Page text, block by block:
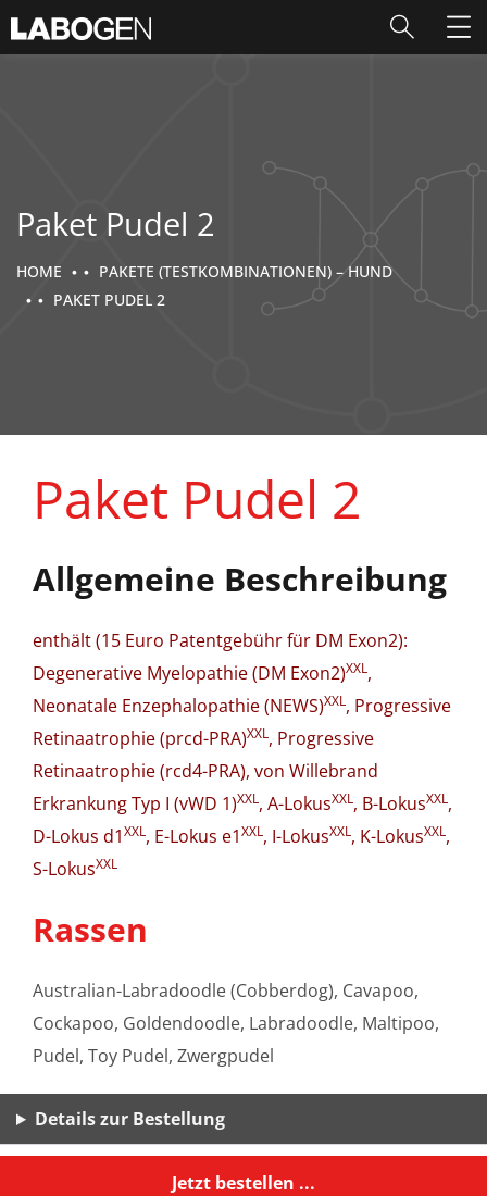
Paket Pudel 2
HOME
PAKETE (TESTKOMBINATIONEN) – HUND
PAKET PUDEL 2
Paket Pudel 2
Allgemeine Beschreibung
enthält (15 Euro Patentgebühr für DM Exon2):
Degenerative Myelopathie (DM Exon2)XXL,
Neonatale Enzephalopathie (NEWS)XXL, Progressive
Retinaatrophie (prcd-PRA)XXL, Progressive
Retinaatrophie (rcd4-PRA), von Willebrand
Erkrankung Typ I (vWD 1)XXL, A-LokusXXL, B-LokusXXL,
D-Lokus d1XXL, E-Lokus e1XXL, I-LokusXXL, K-LokusXXL,
S-LokusXXL
Rassen
Australian-Labradoodle (Cobberdog), Cavapoo,
Cockapoo, Goldendoodle, Labradoodle, Maltipoo,
Pudel, Toy Pudel, Zwergpudel
Details zur Bestellung
Jetzt bestellen ...